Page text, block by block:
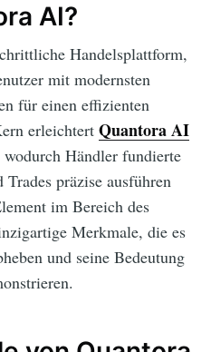
AI?
Handelsplattform,
mit modernsten
für einen effizienten
erleichtert Quantora AI
Händler fundierte
präzise ausführen
im Bereich des
Merkmale, die es
und seine Bedeutung